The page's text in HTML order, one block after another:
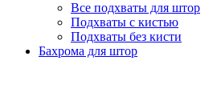
Все подхваты для штор
Подхваты с кистью
Подхваты без кисти
Бахрома для штор